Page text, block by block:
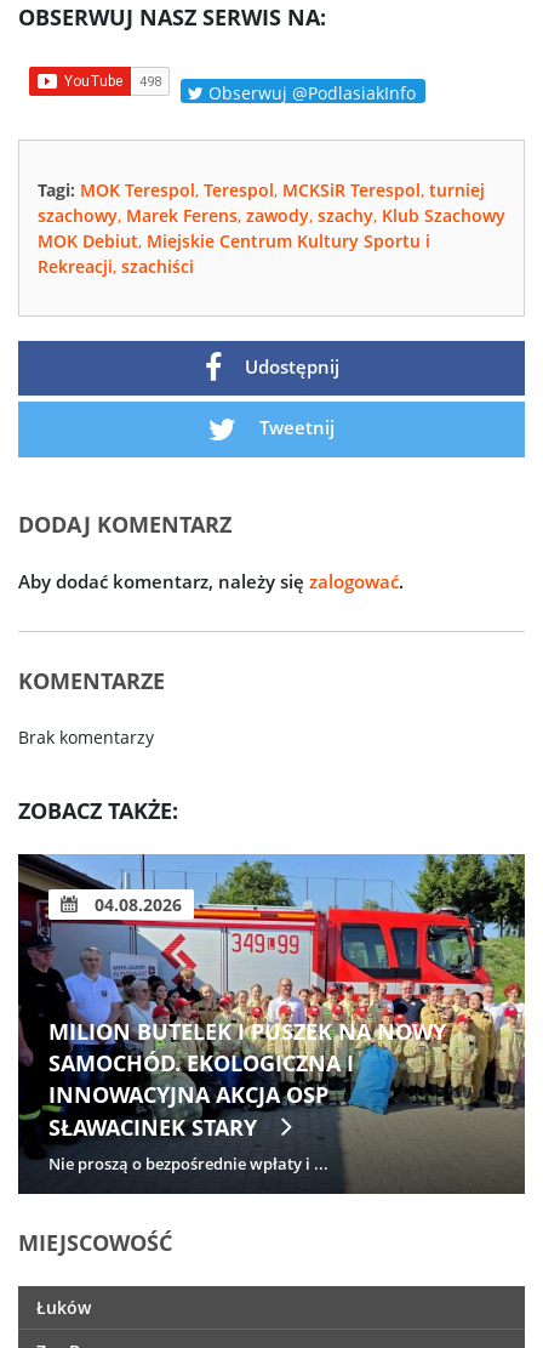
OBSERWUJ NASZ SERWIS NA:
Obserwuj @PodlasiakInfo
Tagi: MOK Terespol, Terespol, MCKSiR Terespol, turniej
szachowy, Marek Ferens, zawody, szachy, Klub Szachowy
MOK Debiut, Miejskie Centrum Kultury Sportu i
Rekreacji, szachiści
Udostępnij
Tweetnij
DODAJ KOMENTARZ
Aby dodać komentarz, należy się zalogować.
KOMENTARZE
Brak komentarzy
ZOBACZ TAKŻE:
04.08.2026
MILION BUTELEK I PUSZEK NA NOWY
SAMOCHÓD. EKOLOGICZNA I
INNOWACYJNA AKCJA OSP
SŁAWACINEK STARY
Nie proszą o bezpośrednie wpłaty i ...
MIEJSCOWOŚĆ
Łuków